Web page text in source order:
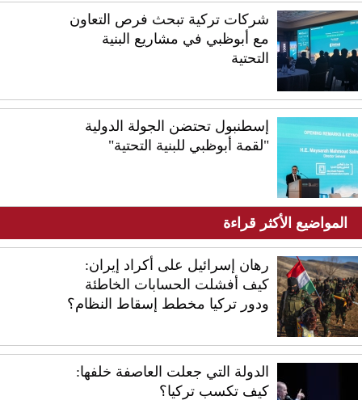
شركات تركية تبحث فرص التعاون
مع أبوظبي في مشاريع البنية
التحتية
إسطنبول تحتضن الجولة الدولية
"لقمة أبوظبي للبنية التحتية"
المواضيع الأكثر قراءة
رهان إسرائيل على أكراد إيران:
كيف أفشلت الحسابات الخاطئة
ودور تركيا مخطط إسقاط النظام؟
الدولة التي جعلت العاصفة خلفها:
كيف تكسب تركيا؟